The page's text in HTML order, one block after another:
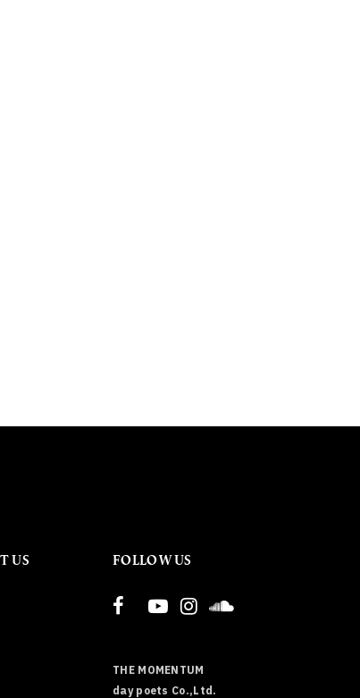
US FOLLOW US
THE MOMENTUM
day poets Co.,Ltd.